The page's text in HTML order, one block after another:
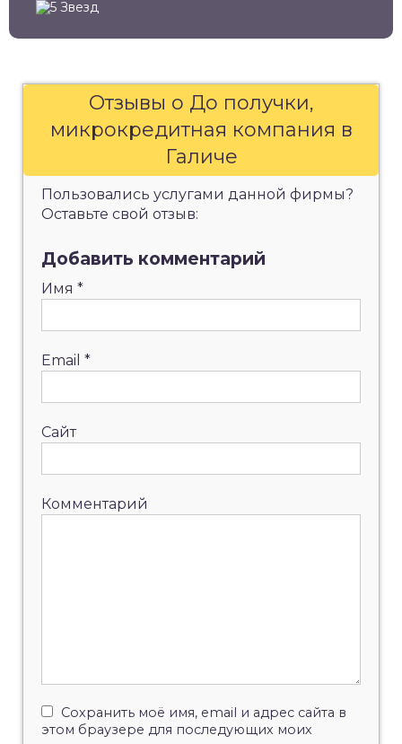
Отзывы о До получки,
микрокредитная компания в
Галиче
Пользовались услугами данной фирмы?
Оставьте свой отзыв:
Добавить комментарий
Имя *
Email *
Сайт
Комментарий
Сохранить моё имя, email и адрес сайта в
этом браузере для последующих моих